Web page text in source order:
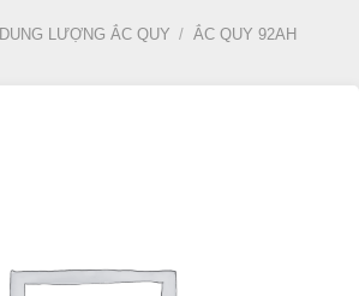
DUNG LƯỢNG ẮC QUY / ẮC QUY 92AH